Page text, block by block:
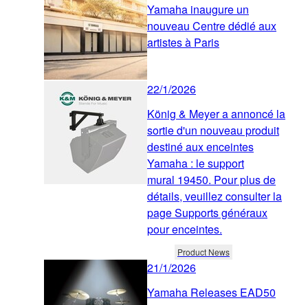
Yamaha inaugure un
nouveau Centre dédié aux
artistes à Paris
22/1/2026
König & Meyer a annoncé la
sortie d'un nouveau produit
destiné aux enceintes
Yamaha : le support
mural 19450. Pour plus de
détails, veuillez consulter la
page Supports généraux
pour enceintes.
Product News
21/1/2026
Yamaha Releases EAD50